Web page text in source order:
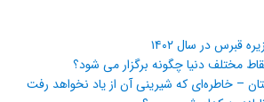
قبرس در سال ۱۴۰۲
مختلف دنیا چگونه برگزار می شود؟
– خاطره‌ای که شیرینی آن از یاد نخواهد رفت